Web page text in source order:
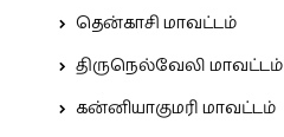
தென்காசி மாவட்டம்
திருநெல்வேலி மாவட்டம்
கன்னியாகுமரி மாவட்டம்